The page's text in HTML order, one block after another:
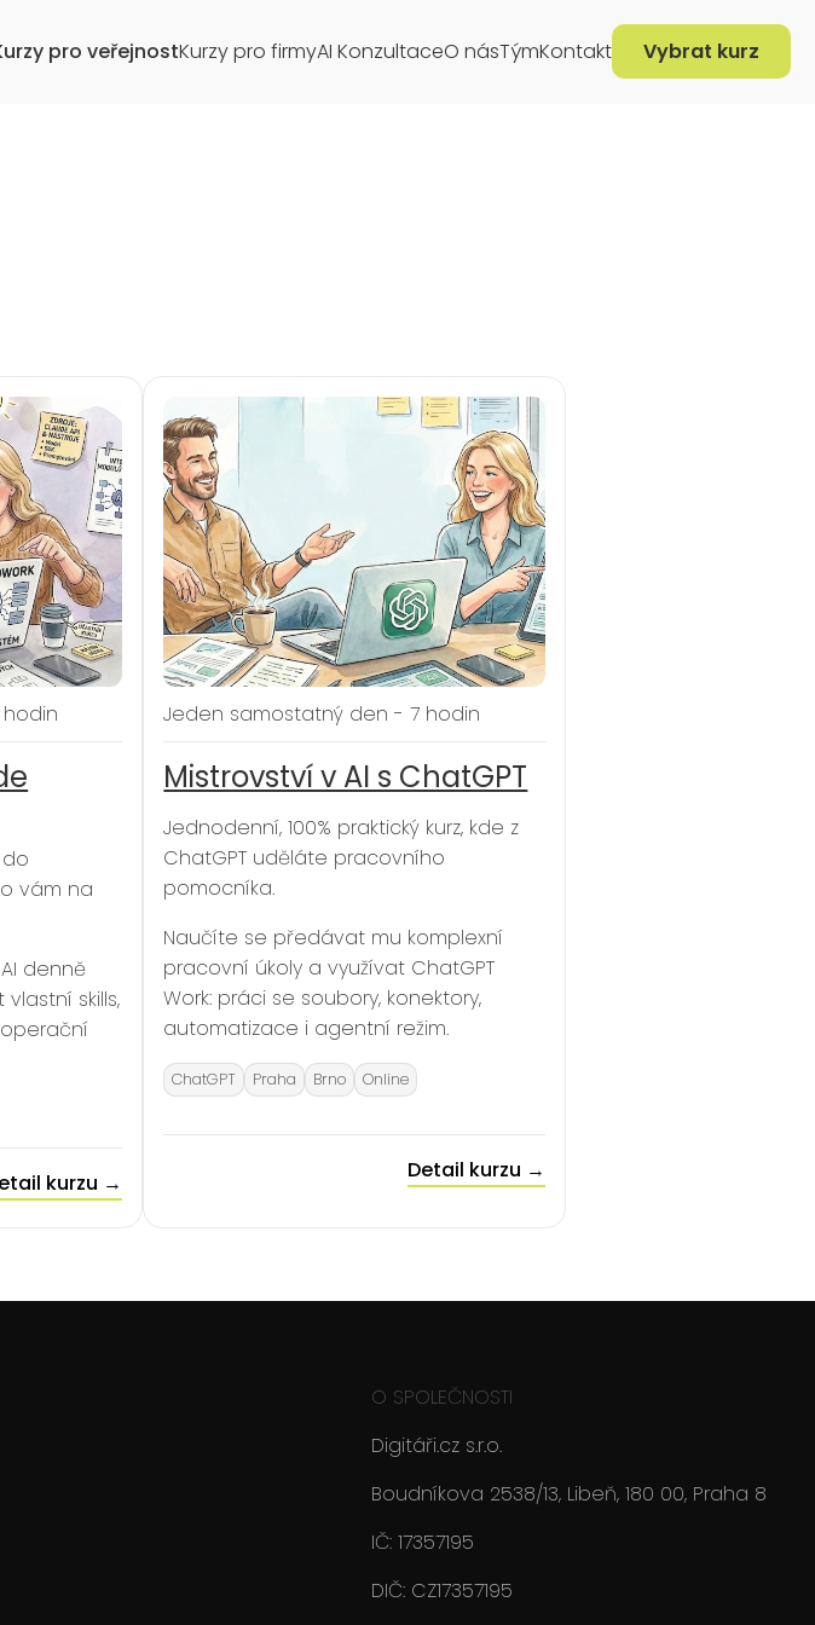
pro veřejnostKurzy pro firmyAI KonzultaceO násTýmKontakt Vybrat kurz
vám na
denně
skills,
kurzu →
Jeden samostatný den - 7 hodin
Mistrovství v AI s ChatGPT
Jednodenní, 100% praktický kurz, kde z
ChatGPT uděláte pracovního
pomocníka.
Naučíte se předávat mu komplexní
pracovní úkoly a využívat ChatGPT
Work: práci se soubory, konektory,
automatizace i agentní režim.
ChatGPT Praha Brno Online
Detail kurzu →
O SPOLEČNOSTI
Digitáři.cz s.r.o.
Boudníkova 2538/13, Libeň, 180 00, Praha 8
IČ: 17357195
DIČ: CZ17357195